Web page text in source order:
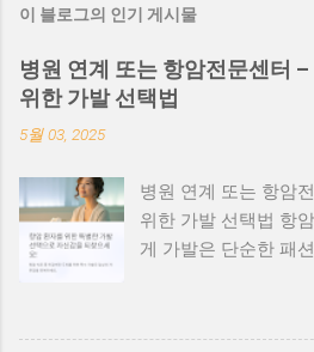
이 블로그의 인기 게시물
병원 연계 또는 항암전문센터
위한 가발 선택법
5월 03, 2025
병원 연계 또는 항암
위한 가발 선택법 항
게 가발은 단순한 패
한 두피 상태에서는
매우 중요합니다. 항